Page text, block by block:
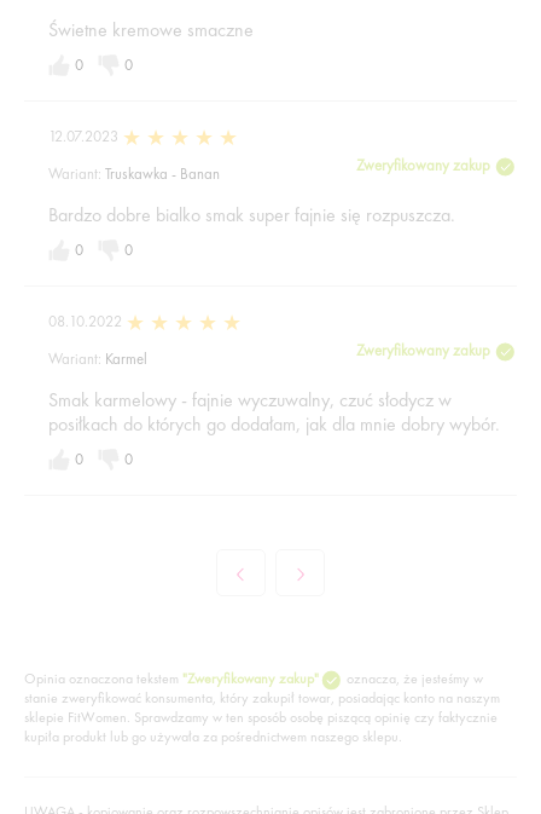
Świetne kremowe smaczne
0 0
12.07.2023
Zweryfikowany zakup
Wariant: Truskawka - Banan
Bardzo dobre bialko smak super fajnie się rozpuszcza.
0 0
08.10.2022
Zweryfikowany zakup
Wariant: Karmel
Smak karmelowy - fajnie wyczuwalny, czuć słodycz w
posiłkach do których go dodałam, jak dla mnie dobry wybór.
0 0
Opinia oznaczona tekstem "Zweryfikowany zakup"
oznacza, że jesteśmy w
stanie zweryfikować konsumenta, który zakupił towar, posiadając konto na naszym
sklepie FitWomen. Sprawdzamy w ten sposób osobę piszącą opinię czy faktycznie
kupiła produkt lub go używała za pośrednictwem naszego sklepu.